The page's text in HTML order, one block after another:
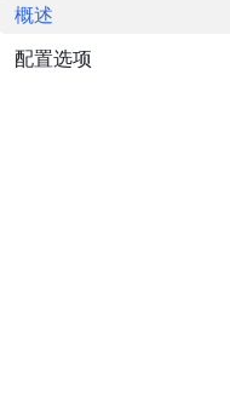
概述
配置选项